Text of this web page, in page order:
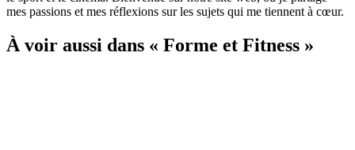
mes passions et mes réflexions sur les sujets qui me tiennent à cœur.
À voir aussi dans « Forme et Fitness »